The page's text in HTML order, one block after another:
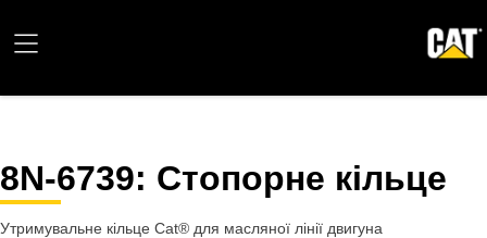
8N-6739: Стопорне кільце
Утримувальне кільце Cat® для масляної лінії двигуна